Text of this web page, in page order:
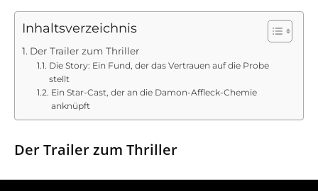
Inhaltsverzeichnis
Der Trailer zum Thriller
Die Story: Ein Fund, der das Vertrauen auf die Probe
stellt
Ein Star-Cast, der an die Damon-Affleck-Chemie
anknüpft
Der Trailer zum Thriller